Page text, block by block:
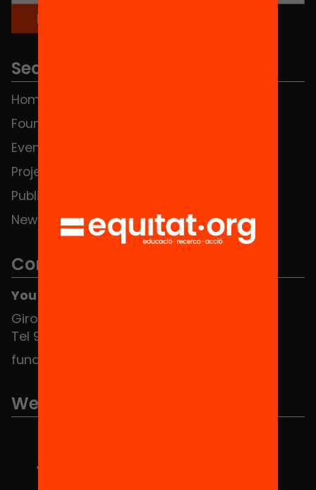
Sections
Home
Foundation
Events
Projects
Publications and videos
News
Contact
You can find us at the Social HUB
Girona 34, interior 08010 Barcelona
Tel 934 588 700
fundacio@equitat.org
We are part of...